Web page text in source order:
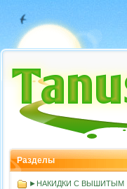
Разделы
►НАКИДКИ С ВЫШИТЫМ